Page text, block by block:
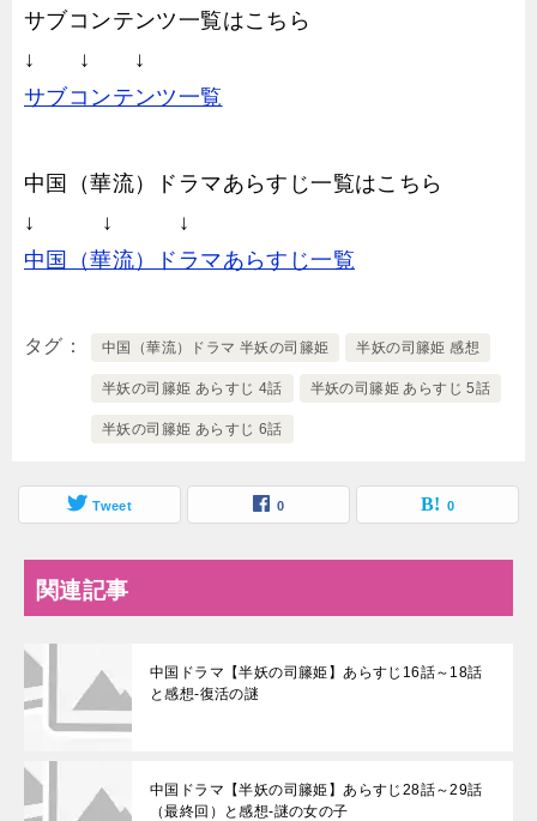
サブコンテンツ一覧はこちら
↓ ↓ ↓
サブコンテンツ一覧
中国（華流）ドラマあらすじ一覧はこちら
↓ ↓ ↓
中国（華流）ドラマあらすじ一覧
タグ 中国（華流）ドラマ 半妖の司籐姫 半妖の司籐姫 感想
半妖の司籐姫 あらすじ 4話 半妖の司籐姫 あらすじ 5話
半妖の司籐姫 あらすじ 6話
Tweet 0 0
関連記事
中国ドラマ【半妖の司籐姫】あらすじ16話～18話
と感想-復活の謎
中国ドラマ【半妖の司籐姫】あらすじ28話～29話
（最終回）と感想-謎の女の子